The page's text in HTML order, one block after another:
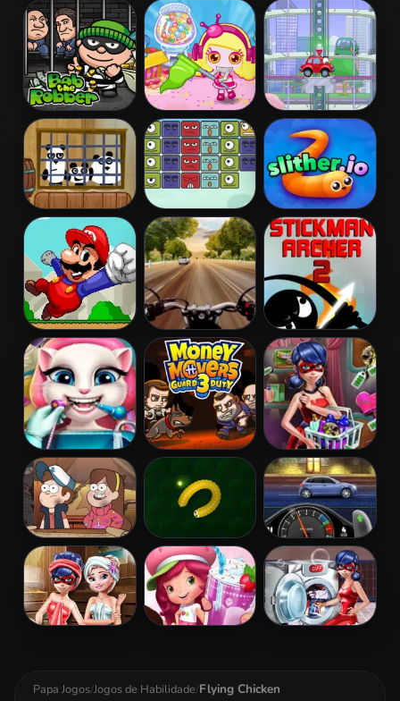
Fruit Ninja Desktop Racing
2
Snail Bob 2
Bob The
Robber
Bomb It 5 Wheely 2
3 Pandas Block
Destroyer
Slither.io
Run Mario Run Highway Rider
Extreme
Stickman
Archer 2
Angela Real
Dentist 3: Guard Duty
Ladybug
Valentine Gifts
Gravity Falls:
Take Back The
Falls
Wormax.io StreetRace
Fury
Papa Jogos/Jogos de Habilidade/Flying Chicken